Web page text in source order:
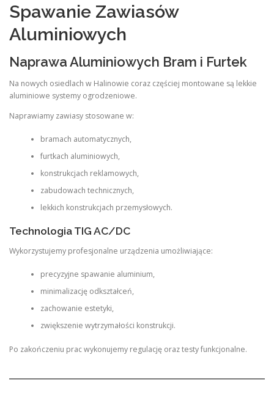
Spawanie Zawiasów
Aluminiowych
Naprawa Aluminiowych Bram i Furtek
Na nowych osiedlach w Halinowie coraz częściej montowane są lekkie
aluminiowe systemy ogrodzeniowe.
Naprawiamy zawiasy stosowane w:
bramach automatycznych,
furtkach aluminiowych,
konstrukcjach reklamowych,
zabudowach technicznych,
lekkich konstrukcjach przemysłowych.
Technologia TIG AC/DC
Wykorzystujemy profesjonalne urządzenia umożliwiające:
precyzyjne spawanie aluminium,
minimalizację odkształceń,
zachowanie estetyki,
zwiększenie wytrzymałości konstrukcji.
Po zakończeniu prac wykonujemy regulację oraz testy funkcjonalne.